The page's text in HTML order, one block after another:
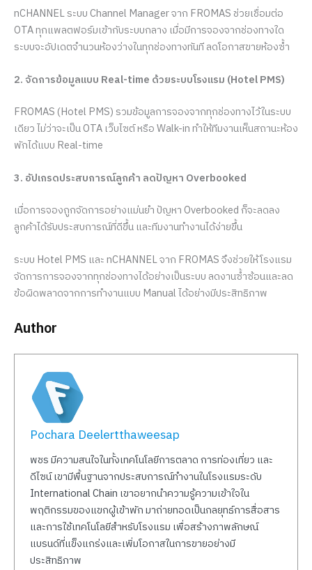
nCHANNEL ระบบ Channel Manager จาก FROMAS ช่วยเชื่อมต่อ
OTA ทุกแพลตฟอร์มเข้ากับระบบกลาง เมื่อมีการจองจากช่องทางใด
ระบบจะอัปเดตจำนวนห้องว่างในทุกช่องทางทันที ลดโอกาสขายห้องซ้ำ
2. จัดการข้อมูลแบบ Real-time ด้วยระบบโรงแรม (Hotel PMS)
FROMAS (Hotel PMS) รวมข้อมูลการจองจากทุกช่องทางไว้ในระบบ
เดียว ไม่ว่าจะเป็น OTA เว็บไซต์ หรือ Walk-in ทำให้ทีมงานเห็นสถานะห้อง
พักได้แบบ Real-time
3. อัปเกรดประสบการณ์ลูกค้า ลดปัญหา Overbooked
เมื่อการจองถูกจัดการอย่างแม่นยำ ปัญหา Overbooked ก็จะลดลง
ลูกค้าได้รับประสบการณ์ที่ดีขึ้น และทีมงานทำงานได้ง่ายขึ้น
ระบบ Hotel PMS และ nCHANNEL จาก FROMAS จึงช่วยให้โรงแรม
จัดการการจองจากทุกช่องทางได้อย่างเป็นระบบ ลดงานซ้ำซ้อนและลด
ข้อผิดพลาดจากการทำงานแบบ Manual ได้อย่างมีประสิทธิภาพ
Author
Pochara Deelertthaweesap
พชร มีความสนใจในทั้งเทคโนโลยีการตลาด การท่องเที่ยว และ
ดีไซน์ เขามีพื้นฐานจากประสบการณ์ทำงานในโรงแรมระดับ
International Chain เขาอยากนำความรู้ความเข้าใจใน
พฤติกรรมของแขกผู้เข้าพัก มาถ่ายทอดเป็นกลยุทธ์การสื่อสาร
และการใช้เทคโนโลยีสำหรับโรงแรม เพื่อสร้างภาพลักษณ์
แบรนด์ที่แข็งแกร่งและเพิ่มโอกาสในการขายอย่างมี
ประสิทธิภาพ